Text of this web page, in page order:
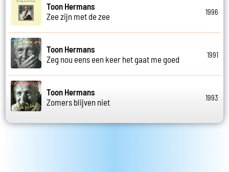
Toon Hermans
Zee zijn met de zee
1996
Toon Hermans
Zeg nou eens een keer het gaat me goed
1991
Toon Hermans
Zomers blijven niet
1993